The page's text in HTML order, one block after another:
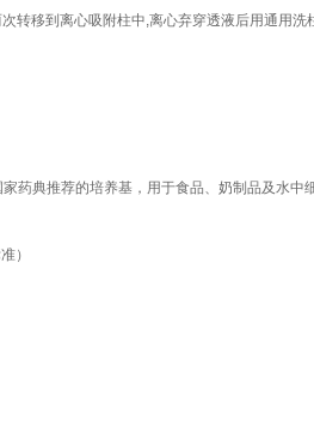
转移到离心吸附柱中,离心弃穿透液后用通用洗
典推荐的培养基，用于食品、奶制品及水中
）